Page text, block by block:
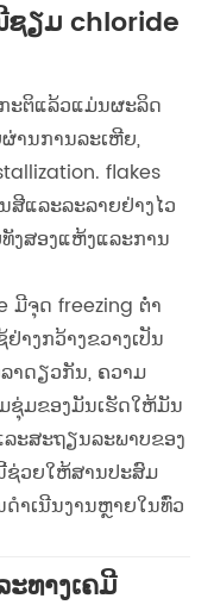
ຊຽມ chloride
ະຕິແລ້ວແມ່ນຜະລິດ
ານການລະເຫີຍ,
flakes
ແລະລະລາຍຢ່າງໄວ
ງສອງແຫ້ງແລະການ
ມີຈຸດ freezing ຕ່ໍາ
າງກວ້າງຂວາງເປັນ
າດຽວກັນ, ຄວາມ
ຊຸ່ມຂອງມັນເຮັດໃຫ້ມັນ
ະສະຖຽນລະພາບຂອງ
ຊ່ວຍໃຫ້ສານປະສົມ
າເນີນງານຫຼາຍໃນທົ່ວ
ທາງເຄມີ